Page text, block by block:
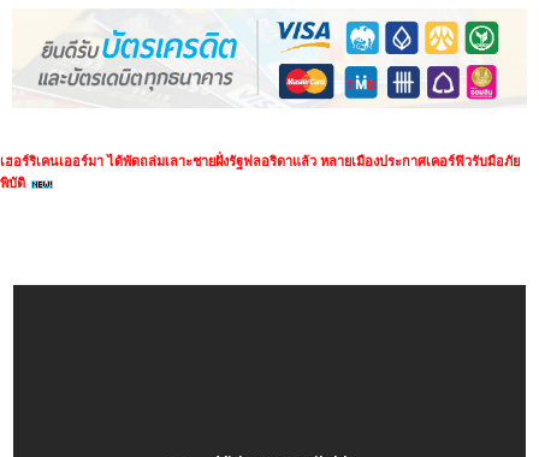
เฮอร์ริเคนเออร์มา ได้พัดถล่มเลาะชายฝั่งรัฐฟลอริดาแล้ว หลายเมืองประกาศเคอร์ฟิวรับมือภัย
พิบัติ